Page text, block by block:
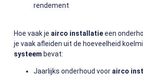
rendement
Hoe vaak je airco installatieeen
je vaak afleiden uit de hoeveelheid
systeem bevat:
Jaarlijks onderhoud voor airco